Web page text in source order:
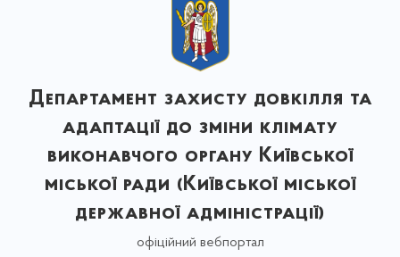
Департамент захисту довкілля та
адаптації до зміни клімату
виконавчого органу Київської
міської ради (Київської міської
державної адміністрації)
офіційний вебпортал